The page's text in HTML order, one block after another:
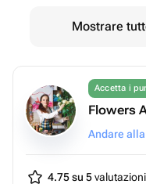
Mostrare
Accetta i
Flowers
Andare
4.75 su 5